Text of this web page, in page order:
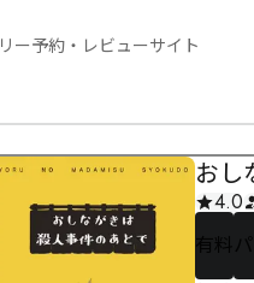
ー予約・レビューサイト
おし
4.0
有料